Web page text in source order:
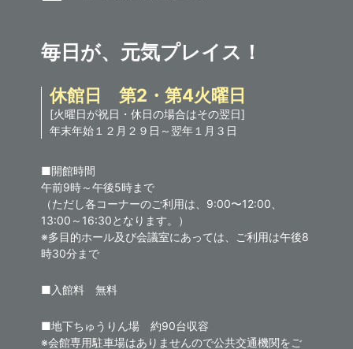
毎日が、元気プレイス！
休館日 第2・第4火曜日
[火曜日が祝日・休日の場合はその翌日]
年末年始１２月２９日～翌年１月３日
■開館時間
午前9時～午後5時まで
（ただし各コーナーのご利用は、9:00〜12:00、
13:00～16:30となります。）
※多目的ホール及び会議室にあっては、ご利用は午後8
時30分まで
■入館料 無料
■地下ちゅうりん場 約90台収容
※会館専用駐車場はありませんので公共交通機関をご